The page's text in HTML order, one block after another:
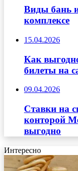
Виды бань
комплексе
15.04.2026
Как
билеты на
09.04.2026
Ставки на
конторой
выгодно
Интересно